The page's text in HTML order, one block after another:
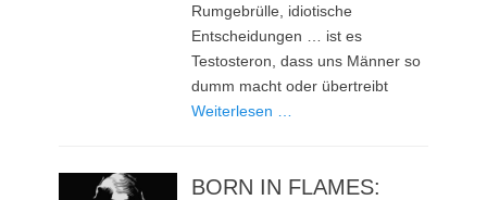
Rumgebrülle, idiotische
Entscheidungen … ist es
Testosteron, dass uns Männer so
dumm macht oder übertreibt
Weiterlesen …
BORN IN FLAMES: